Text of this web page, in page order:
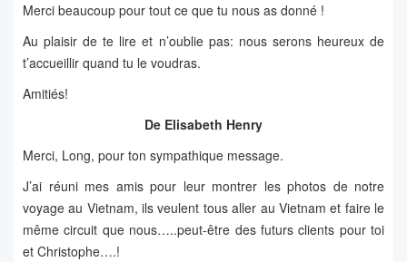
Merci beaucoup pour tout ce que tu nous as donné !
Au plaisir de te lire et n’oublie pas: nous serons heureux de
t’accueillir quand tu le voudras.
Amitiés!
De Elisabeth Henry
Merci, Long, pour ton sympathique message.
J’ai réuni mes amis pour leur montrer les photos de notre
voyage au Vietnam, ils veulent tous aller au Vietnam et faire le
même circuit que nous…..peut-être des futurs clients pour toi
et Christophe….!